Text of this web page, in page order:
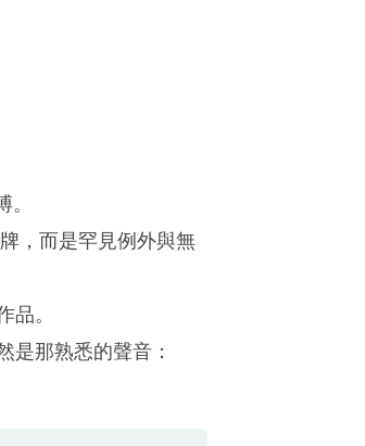
，而是罕見例外與無
品。
是那熟悉的聲音：